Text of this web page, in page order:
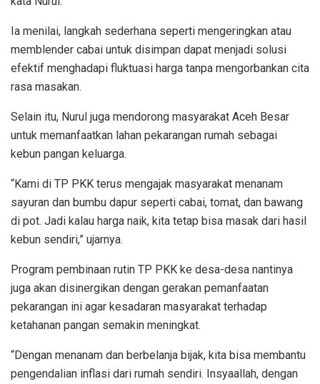
Ia menilai, langkah sederhana seperti mengeringkan atau
memblender cabai untuk disimpan dapat menjadi solusi
efektif menghadapi fluktuasi harga tanpa mengorbankan cita
rasa masakan.
Selain itu, Nurul juga mendorong masyarakat Aceh Besar
untuk memanfaatkan lahan pekarangan rumah sebagai
kebun pangan keluarga.
“Kami di TP PKK terus mengajak masyarakat menanam
sayuran dan bumbu dapur seperti cabai, tomat, dan bawang
di pot. Jadi kalau harga naik, kita tetap bisa masak dari hasil
kebun sendiri,” ujarnya.
Program pembinaan rutin TP PKK ke desa-desa nantinya
juga akan disinergikan dengan gerakan pemanfaatan
pekarangan ini agar kesadaran masyarakat terhadap
ketahanan pangan semakin meningkat.
“Dengan menanam dan berbelanja bijak, kita bisa membantu
pengendalian inflasi dari rumah sendiri. Insyaallah, dengan